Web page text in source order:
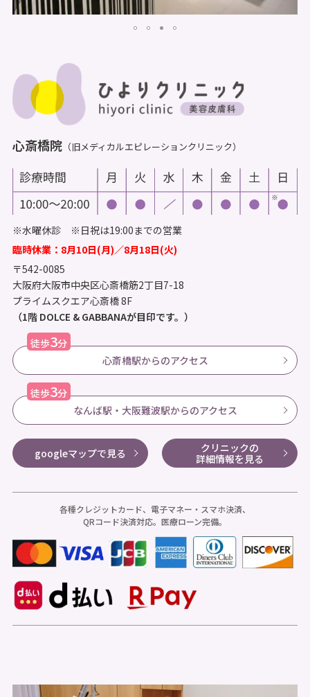
心斎橋院 （旧メディカルエピレーションクリニック）
※水曜休診 ※日祝は19:00までの営業
臨時休業：8月10日(月)／8月18日(火)
〒542-0085
大阪府大阪市中央区心斎橋筋2丁目7-18
プライムスクエア心斎橋 8F
（1階 DOLCE & GABBANAが目印です。）
徒歩3分
心斎橋駅からのアクセス
徒歩3分
なんば駅・大阪難波駅からのアクセス
googleマップで見る
クリニックの
詳細情報を見る
各種クレジットカード、電子マネー・スマホ決済、
QRコード決済対応。医療ローン完備。